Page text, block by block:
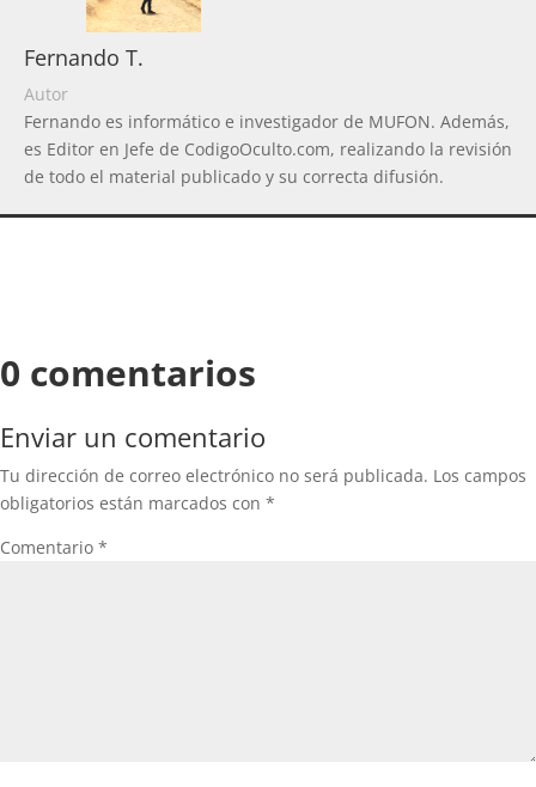
Fernando T.
Autor
Fernando es informático e investigador de MUFON. Además,
es Editor en Jefe de CodigoOculto.com, realizando la revisión
de todo el material publicado y su correcta difusión.
0 comentarios
Enviar un comentario
Tu dirección de correo electrónico no será publicada. Los campos
obligatorios están marcados con *
Comentario *